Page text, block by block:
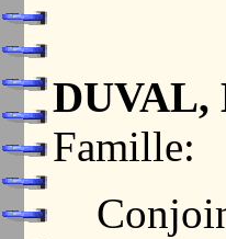
DUVAL,
Famille: